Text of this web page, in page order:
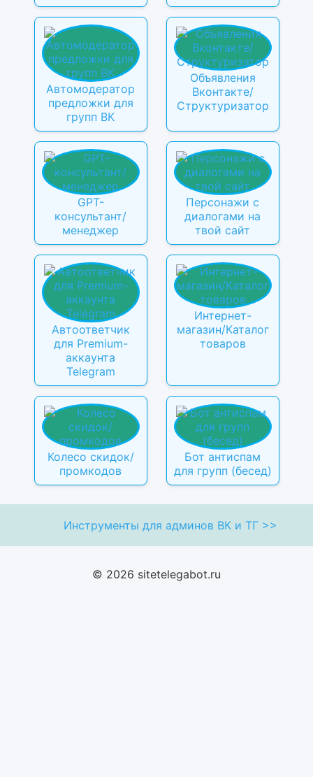
Автомодератор
предложки для
групп ВК
Объявления
Вконтакте/
Структуризатор
GPT-
консультант/
менеджер
Персонажи с
диалогами на
твой сайт
Автоответчик
для Premium-
аккаунта
Telegram
Интернет-
магазин/Каталог
товаров
Колесо скидок/
промкодов
Бот антиспам
для групп (бесед)
Инструменты для админов ВК и ТГ >>
© 2026 sitetelegabot.ru